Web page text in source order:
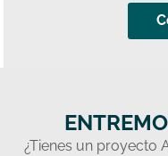
¿Tienes un proyecto